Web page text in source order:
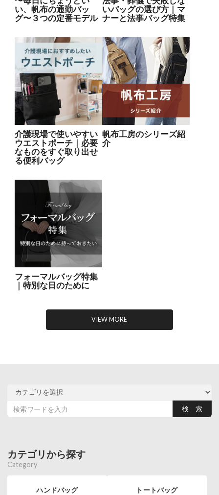
い、帆布の通勤バッ
グ〜３つの定番モデル
いバッグの選び方｜マ
ナーと法事バッグ特集
介護現場で使いやすい
ウエストポーチ｜必要
なものをすぐ取り出せ
る便利バッグ
帆布工房のシリーズ紹
介
フォーマルバッグ特集
｜特別な日のために
VIEW MORE
カテゴリから探す
Category
ハンドバッグ トートバッグ